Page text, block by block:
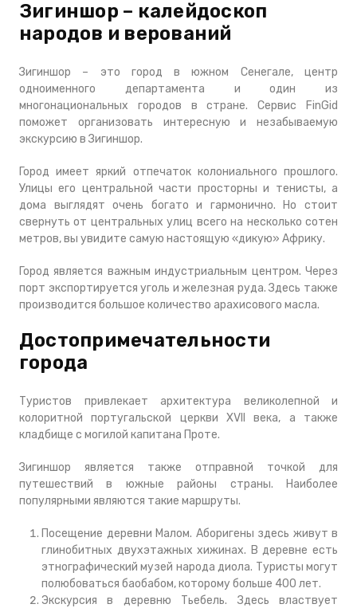
Зигиншор – калейдоскоп
народов и верований
Зигиншор – это город в южном Сенегале, центр
одноименного департамента и один из
многонациональных городов в стране. Сервис FinGid
поможет организовать интересную и незабываемую
экскурсию в Зигиншор.
Город имеет яркий отпечаток колониального прошлого.
Улицы его центральной части просторны и тенисты, а
дома выглядят очень богато и гармонично. Но стоит
свернуть от центральных улиц всего на несколько сотен
метров, вы увидите самую настоящую «дикую» Африку.
Город является важным индустриальным центром. Через
порт экспортируется уголь и железная руда. Здесь также
производится большое количество арахисового масла.
Достопримечательности
города
Туристов привлекает архитектура великолепной и
колоритной португальской церкви XVII века, а также
кладбище с могилой капитана Проте.
Зигиншор является также отправной точкой для
путешествий в южные районы страны. Наиболее
популярными являются такие маршруты.
Посещение деревни Малом. Аборигены здесь живут в
глинобитных двухэтажных хижинах. В деревне есть
этнографический музей народа диола. Туристы могут
полюбоваться баобабом, которому больше 400 лет.
Экскурсия в деревню Тьебель. Здесь властвует